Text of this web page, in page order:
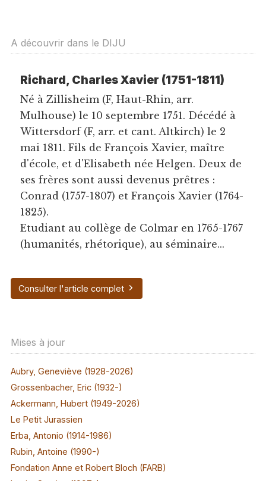
A découvrir dans le DIJU
Richard, Charles Xavier (1751-1811)
Né à Zillisheim (F, Haut-Rhin, arr.
Mulhouse) le 10 septembre 1751. Décédé à
Wittersdorf (F, arr. et cant. Altkirch) le 2
mai 1811. Fils de François Xavier, maître
d'école, et d'Elisabeth née Helgen. Deux de
ses frères sont aussi devenus prêtres :
Conrad (1757-1807) et François Xavier (1764-
1825).
Etudiant au collège de Colmar en 1765-1767
(humanités, rhétorique), au séminaire...
Consulter l'article complet
Mises à jour
Aubry, Geneviève (1928-2026)
Grossenbacher, Eric (1932-)
Ackermann, Hubert (1949-2026)
Le Petit Jurassien
Erba, Antonio (1914-1986)
Rubin, Antoine (1990-)
Fondation Anne et Robert Bloch (FARB)